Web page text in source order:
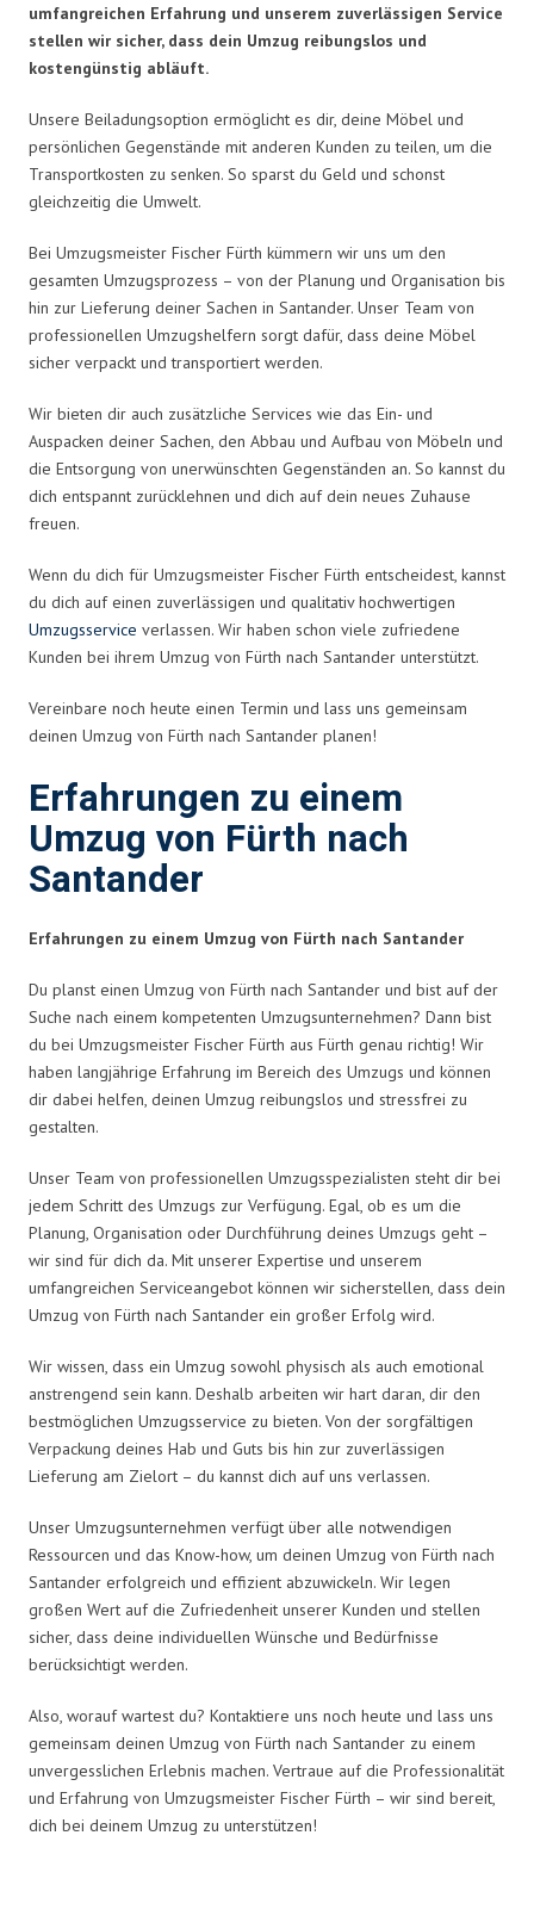
umfangreichen Erfahrung und unserem zuverlässigen Service
stellen wir sicher, dass dein Umzug reibungslos und
kostengünstig abläuft.
Unsere Beiladungsoption ermöglicht es dir, deine Möbel und
persönlichen Gegenstände mit anderen Kunden zu teilen, um die
Transportkosten zu senken. So sparst du Geld und schonst
gleichzeitig die Umwelt.
Bei Umzugsmeister Fischer Fürth kümmern wir uns um den
gesamten Umzugsprozess – von der Planung und Organisation bis
hin zur Lieferung deiner Sachen in Santander. Unser Team von
professionellen Umzugshelfern sorgt dafür, dass deine Möbel
sicher verpackt und transportiert werden.
Wir bieten dir auch zusätzliche Services wie das Ein- und
Auspacken deiner Sachen, den Abbau und Aufbau von Möbeln und
die Entsorgung von unerwünschten Gegenständen an. So kannst du
dich entspannt zurücklehnen und dich auf dein neues Zuhause
freuen.
Wenn du dich für Umzugsmeister Fischer Fürth entscheidest, kannst
du dich auf einen zuverlässigen und qualitativ hochwertigen
Umzugsservice verlassen. Wir haben schon viele zufriedene
Kunden bei ihrem Umzug von Fürth nach Santander unterstützt.
Vereinbare noch heute einen Termin und lass uns gemeinsam
deinen Umzug von Fürth nach Santander planen!
Erfahrungen zu einem
Umzug von Fürth nach
Santander
Erfahrungen zu einem Umzug von Fürth nach Santander
Du planst einen Umzug von Fürth nach Santander und bist auf der
Suche nach einem kompetenten Umzugsunternehmen? Dann bist
du bei Umzugsmeister Fischer Fürth aus Fürth genau richtig! Wir
haben langjährige Erfahrung im Bereich des Umzugs und können
dir dabei helfen, deinen Umzug reibungslos und stressfrei zu
gestalten.
Unser Team von professionellen Umzugsspezialisten steht dir bei
jedem Schritt des Umzugs zur Verfügung. Egal, ob es um die
Planung, Organisation oder Durchführung deines Umzugs geht –
wir sind für dich da. Mit unserer Expertise und unserem
umfangreichen Serviceangebot können wir sicherstellen, dass dein
Umzug von Fürth nach Santander ein großer Erfolg wird.
Wir wissen, dass ein Umzug sowohl physisch als auch emotional
anstrengend sein kann. Deshalb arbeiten wir hart daran, dir den
bestmöglichen Umzugsservice zu bieten. Von der sorgfältigen
Verpackung deines Hab und Guts bis hin zur zuverlässigen
Lieferung am Zielort – du kannst dich auf uns verlassen.
Unser Umzugsunternehmen verfügt über alle notwendigen
Ressourcen und das Know-how, um deinen Umzug von Fürth nach
Santander erfolgreich und effizient abzuwickeln. Wir legen
großen Wert auf die Zufriedenheit unserer Kunden und stellen
sicher, dass deine individuellen Wünsche und Bedürfnisse
berücksichtigt werden.
Also, worauf wartest du? Kontaktiere uns noch heute und lass uns
gemeinsam deinen Umzug von Fürth nach Santander zu einem
unvergesslichen Erlebnis machen. Vertraue auf die Professionalität
und Erfahrung von Umzugsmeister Fischer Fürth – wir sind bereit,
dich bei deinem Umzug zu unterstützen!